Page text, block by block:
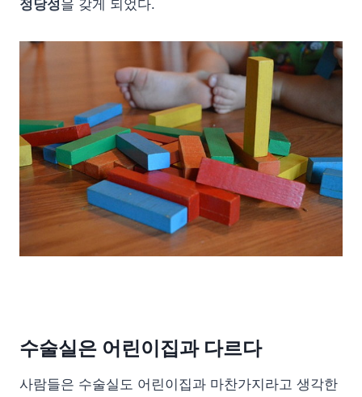
정당성을 갖게 되었다.
수술실은 어린이집과 다르다
사람들은 수술실도 어린이집과 마찬가지라고 생각한